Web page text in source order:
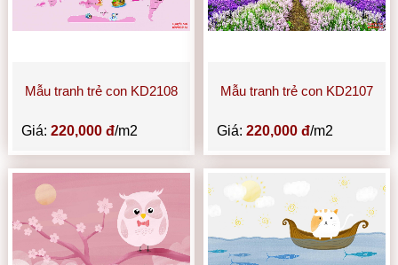
Mẫu tranh trẻ con KD2108
Giá:220,000 đ/m2
Mẫu tranh trẻ con KD2107
Giá: 220,000 đ/m2